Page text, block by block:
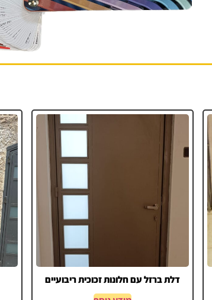
דלת ברזל עם חלונות זכוכית ריבועיים